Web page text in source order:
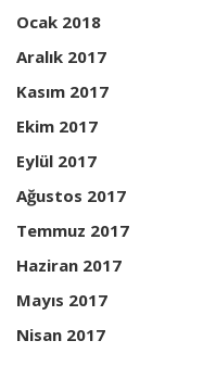
Ocak 2018
Aralık 2017
Kasım 2017
Ekim 2017
Eylül 2017
Ağustos 2017
Temmuz 2017
Haziran 2017
Mayıs 2017
Nisan 2017